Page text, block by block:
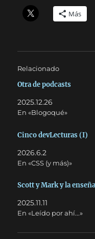
Más
Relacionado
Otra de podcasts
2025.12.26
En «Blogoqué»
Cinco devLecturas (I)
2026.6.2
En «CSS (y más)»
Scott y Mark y la
2025.11.11
En «Leído por ahí...»